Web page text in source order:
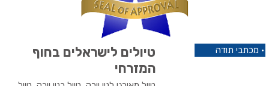
• מכתבי תודה
טיולים לישראלים בחוף
המזרחי